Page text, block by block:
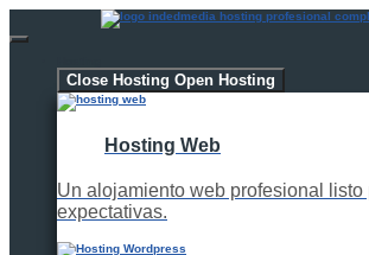
Close Hosting Open Hosting
Hosting Web
Un alojamiento web profesional listo
expectativas.